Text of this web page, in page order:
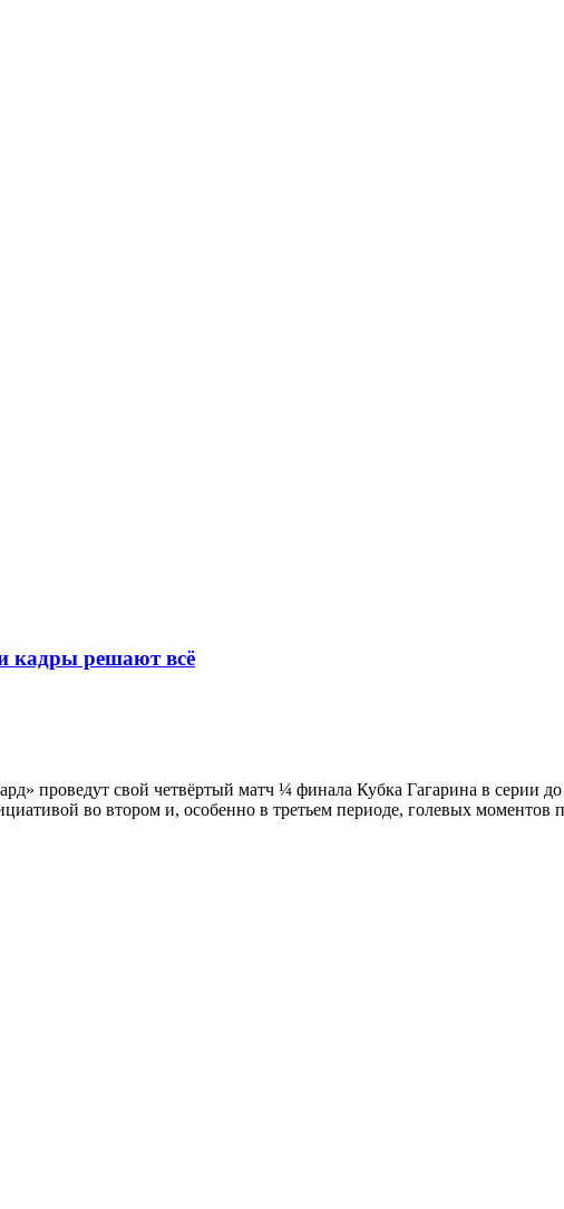
кадры решают всё
проведут свой четвёртый матч ¼ финала Кубка Гагарина в серии
во втором и, особенно в третьем периоде, голевых моментов